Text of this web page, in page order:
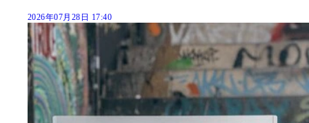
2026年07月28日 17:40